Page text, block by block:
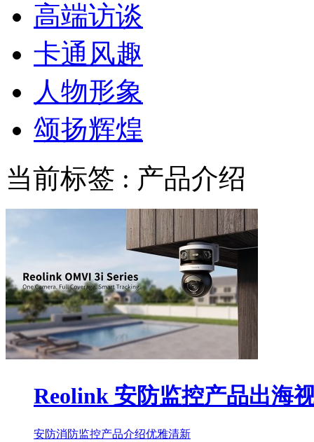
高端访谈
卡通风趣
人物形象
颂扬辉煌
当前标签 : 产品介绍
Reolink 安防监控产品出海
安防消防监控产品介绍优雅清新